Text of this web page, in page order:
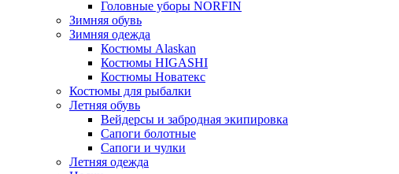
Головные уборы NORFIN
Зимняя обувь
Зимняя одежда
Костюмы Alaskan
Костюмы HIGASHI
Костюмы Новатекс
Костюмы для рыбалки
Летняя обувь
Вейдерсы и забродная экипировка
Сапоги болотные
Сапоги и чулки
Летняя одежда